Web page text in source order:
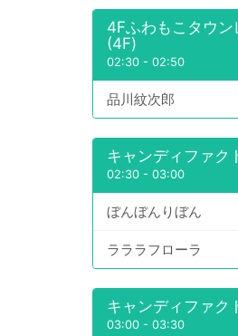
4Fふわもこタウ
(4F)
02:30 - 02:50
品川紋次郎
キャンディファク
02:30 - 03:00
ぼんぼんりぼん
ラララフローラ
キャンディファク
03:00 - 03:30